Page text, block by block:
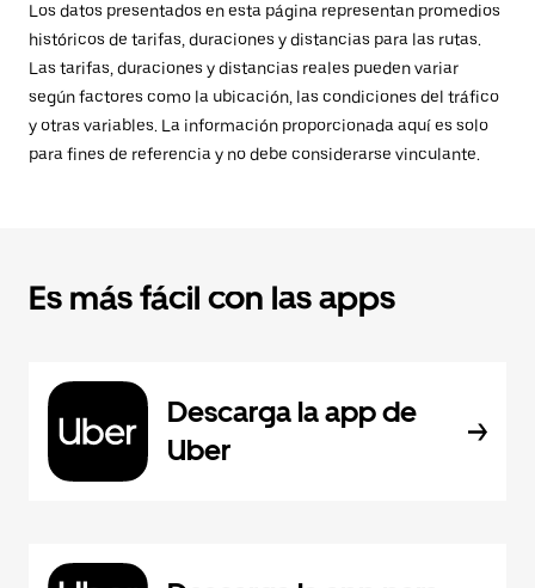
Los datos presentados en esta página representan promedios
históricos de tarifas, duraciones y distancias para las rutas.
Las tarifas, duraciones y distancias reales pueden variar
según factores como la ubicación, las condiciones del tráfico
y otras variables. La información proporcionada aquí es solo
para fines de referencia y no debe considerarse vinculante.
Es más fácil con las apps
Descarga la app de
Uber